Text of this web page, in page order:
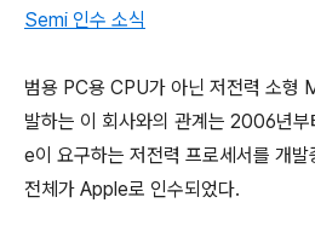
Semi 인수 소식
범용 PC용 CPU가 아닌 저전력 소
발하는 이 회사와의 관계는 2006년
e이 요구하는 저전력 프로세서를 개
전체가 Apple로 인수되었다.